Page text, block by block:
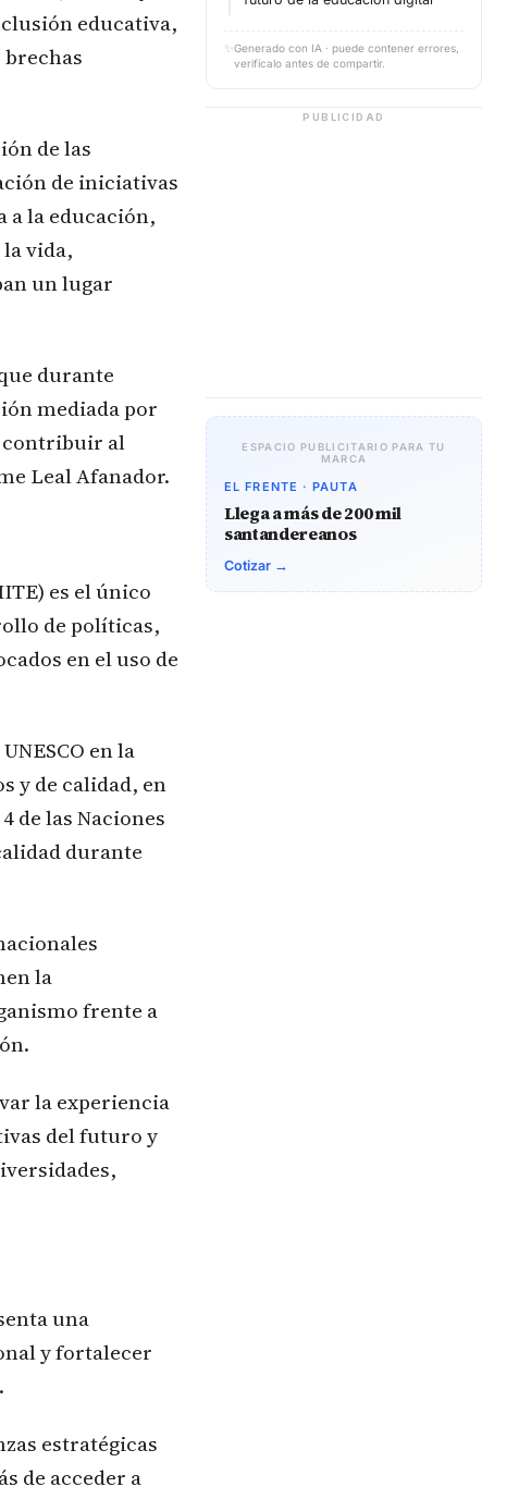
educativa,
de las
de iniciativas
la educación,
vida,
un lugar
durante
mediada por
contribuir al
Leal Afanador.
es el único
de políticas,
en el uso de
en la
y de calidad, en
de las Naciones
durante
la
frente a
la experiencia
del futuro y
una
y fortalecer
estratégicas
de acceder a
✨ Generado con IA · puede contener errores,
verifícalo antes de compartir.
PUBLICIDAD
ESPACIO PUBLICITARIO PARA TU
MARCA
EL FRENTE · PAUTA
Llega a más de 200 mil
santandereanos
Cotizar →